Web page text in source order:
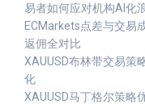
易者如何应对机构AI化
ECMarkets点差与交易
返佣全对比
XAUUSD布林带交易策
化
XAUUSD马丁格尔策略